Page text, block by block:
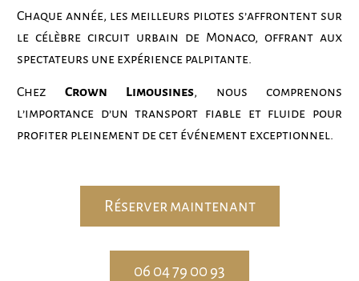
Chaque année, les meilleurs pilotes s’affrontent sur
le célèbre circuit urbain de Monaco, offrant aux
spectateurs une expérience palpitante.
Chez Crown Limousines, nous comprenons
l’importance d’un transport fiable et fluide pour
profiter pleinement de cet événement exceptionnel.
Réserver maintenant
06 04 79 00 93